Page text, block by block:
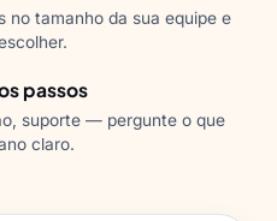
no tamanho da sua equipe e
passos
suporte — pergunte o que
claro.